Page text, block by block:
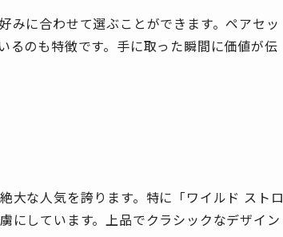
みに合わせて選ぶことができます。ペアセッ
るのも特徴です。手に取った瞬間に価値が伝
大な人気を誇ります。特に「ワイルド ストロ
にしています。上品でクラシックなデザイン